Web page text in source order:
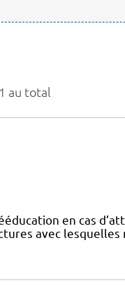
au total
en cas
avec lesquelles